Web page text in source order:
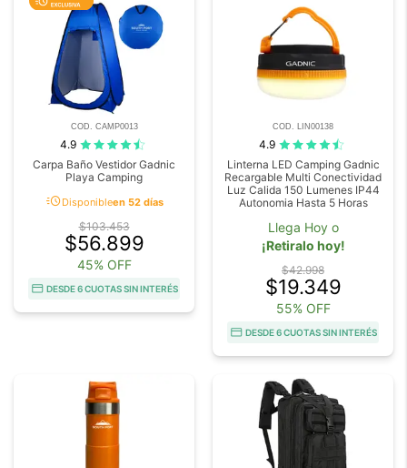
COD. CAMP0013
4.9
Carpa Baño Vestidor Gadnic
Playa Camping
acuteDisponibleen 52 días
$103.453
$56.899
45% OFF
DESDE 6 CUOTAS SIN INTERÉS
COD. LIN00138
4.9
Linterna LED Camping Gadnic
Recargable Multi Conectividad
Luz Calida 150 Lumenes IP44
Autonomia Hasta 5 Horas
Llega Hoy o
¡Retiralo hoy!
$42.998
$19.349
55% OFF
DESDE 6 CUOTAS SIN INTERÉS